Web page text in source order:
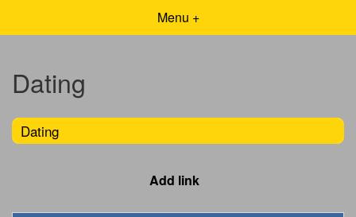
Menu +
Dating
Dating
Add link